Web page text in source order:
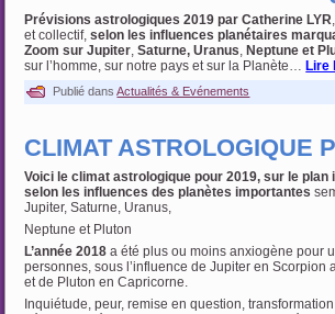
Prévisions astrologiques 2019 par Catherine LYR
et collectif,selon les influences planétaires
Zoom sur Jupiter,Saturne, Uranus, Neptune et
sur l’homme, sur notre pays et sur la Planète… Lire
Publié dans Actualités & Evénements
CLIMAT ASTROLOGIQUE
Voici le climat astrologique pour 2019, sur le
selon les influences des planètes importantes
Jupiter, Saturne, Uranus,
Neptune et Pluton
L’année 2018 a été plus ou moins anxiogène pour
personnes, sous l’influence de Jupiter en Scorpion
et de Pluton en Capricorne.
Inquiétude, peur, remise en question,